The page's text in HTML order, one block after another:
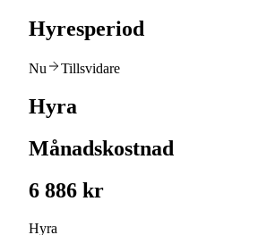
Hyresperiod
Nu Tillsvidare
Hyra
Månadskostnad
6 886 kr
Hyra